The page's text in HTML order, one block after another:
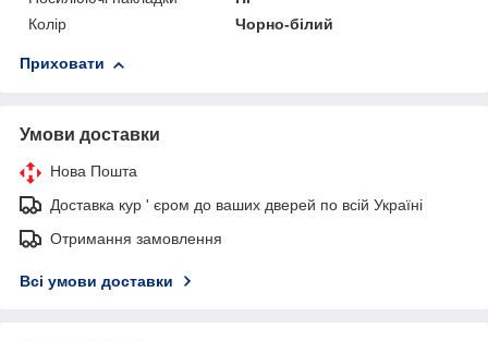
Колір
Чорно-білий
Приховати
Умови доставки
Нова Пошта
Доставка кур ' єром до ваших дверей по всій Україні
Отримання замовлення
Всі умови доставки